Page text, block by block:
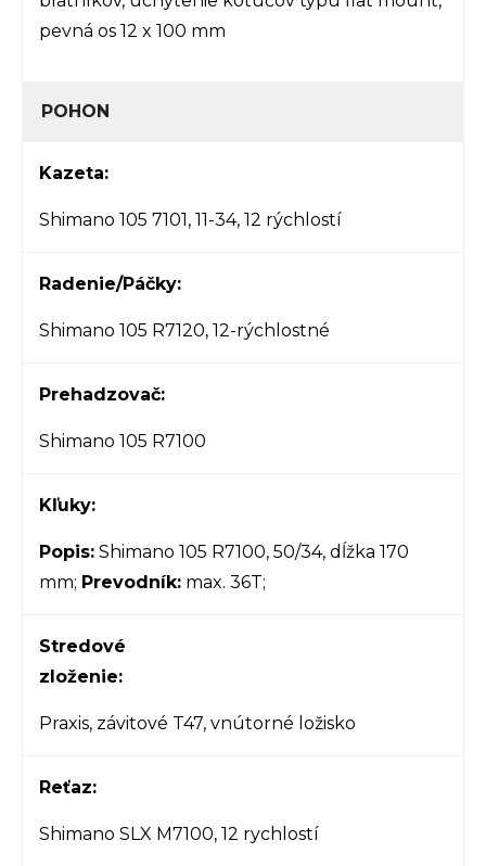
pevná os 12 x 100 mm
POHON
Kazeta:
Shimano 105 7101, 11-34, 12 rýchlostí
Radenie/Páčky:
Shimano 105 R7120, 12-rýchlostné
Prehadzovač:
Shimano 105 R7100
Kľuky:
Popis: Shimano 105 R7100, 50/34, dĺžka 170
mm; Prevodník: max. 36T;
Stredové
zloženie:
Praxis, závitové T47, vnútorné ložisko
Reťaz:
Shimano SLX M7100, 12 rychlostí